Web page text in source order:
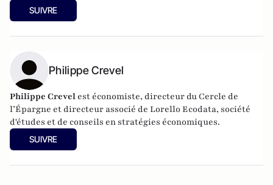
SUIVRE
Philippe Crevel
Philippe Crevel est économiste, directeur du Cercle de
l’Épargne et directeur associé de Lorello Ecodata, société
d'études et de conseils en stratégies économiques.
SUIVRE